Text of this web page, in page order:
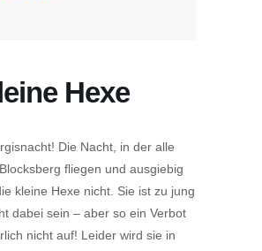
Hexe
Die Nacht, in der alle
fliegen und ausgiebig
kleine Hexe nicht. Sie ist zu jung
dabei sein – aber so ein Verbot
nicht auf! Leider wird sie in